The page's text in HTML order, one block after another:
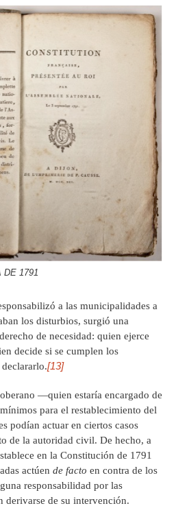
DE 1791
a las municipalidades a
los disturbios, surgió una
de necesidad: quien ejerce
decide si se cumplen los
[13]
—quien estaría encargado de
para el restablecimiento del
podían actuar en ciertos casos
de la autoridad civil. De hecho, a
en la Constitución de 1791
actúen de facto en contra de los
responsabilidad por las
derivarse de su intervención.